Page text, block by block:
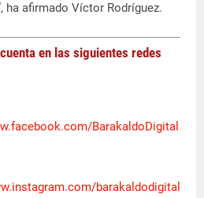
ha afirmado Víctor Rodríguez.
en las siguientes redes
BarakaldoDigital
barakaldodigital